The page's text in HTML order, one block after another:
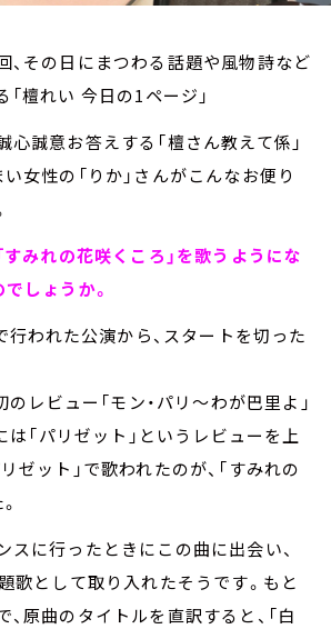
、その日にまつわる話題や風物詩など
檀れい 今日の1ページ」
誠意お答えする「檀さん教えて係」
女性の「りか」さんがこんなお便り
すみれの花咲くころ」を歌うようにな
しょうか。
行われた公演から、スタートを切った
レビュー「モン・パリ～わが巴里よ」
は「パリゼット」というレビューを上
ゼット」で歌われたのが、「すみれの
スに行ったときにこの曲に出会い、
歌として取り入れたそうです。もと
原曲のタイトルを直訳すると、「白